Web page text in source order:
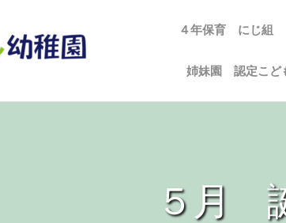
４年保育 にじ組
姉妹園 認定こど
５月